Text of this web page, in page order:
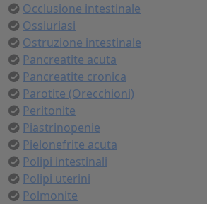
Occlusione intestinale
Ossiuriasi
Ostruzione intestinale
Pancreatite acuta
Pancreatite cronica
Parotite (Orecchioni)
Peritonite
Piastrinopenie
Pielonefrite acuta
Polipi intestinali
Polipi uterini
Polmonite